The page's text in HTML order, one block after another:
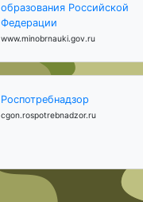
образования Российской
Федерации
www.minobrnauki.gov.ru
Роспотребнадзор
cgon.rospotrebnadzor.ru